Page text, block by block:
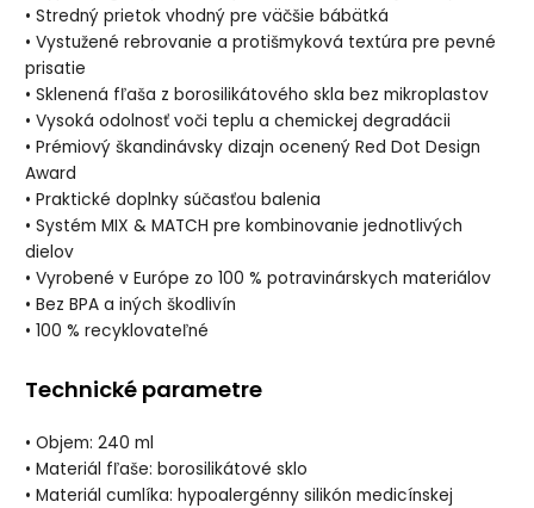
• Stredný prietok vhodný pre väčšie bábätká
• Vystužené rebrovanie a protišmyková textúra pre pevné
prisatie
• Sklenená fľaša z borosilikátového skla bez mikroplastov
• Vysoká odolnosť voči teplu a chemickej degradácii
• Prémiový škandinávsky dizajn ocenený Red Dot Design
Award
• Praktické doplnky súčasťou balenia
• Systém MIX & MATCH pre kombinovanie jednotlivých
dielov
• Vyrobené v Európe zo 100 % potravinárskych materiálov
• Bez BPA a iných škodlivín
• 100 % recyklovateľné
Technické parametre
• Objem: 240 ml
• Materiál fľaše: borosilikátové sklo
• Materiál cumlíka: hypoalergénny silikón medicínskej